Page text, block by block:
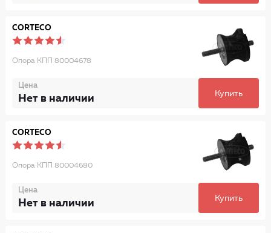
CORTECO
Опора КПП 80004678
Цена
Нет в наличии Купить
CORTECO
Опора КПП 80004680
Цена
Нет в наличии Купить